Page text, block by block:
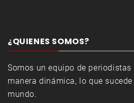
¿QUIENES SOMOS?
Somos un equipo de
manera dinámica, lo que
mundo.